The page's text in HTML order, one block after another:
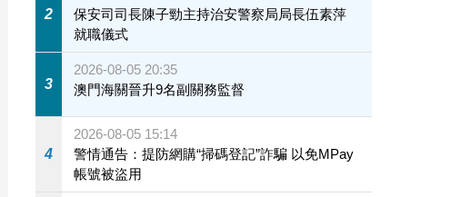
2
保安司司長陳子勁主持治安警察局局長伍素萍
就職儀式
3
2026-08-05 20:35
澳門海關晉升9名副關務監督
4
2026-08-05 15:14
警情通告：提防網購“掃碼登記”詐騙 以免MPay
帳號被盜用